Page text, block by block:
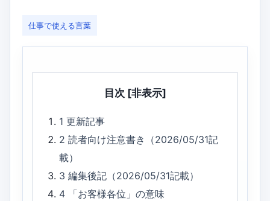
仕事で使える言葉
目次 [非表示]
1更新記事
2読者向け注意書き（2026/05/31記
載）
3編集後記（2026/05/31記載）
4
「お客様各位」の意味